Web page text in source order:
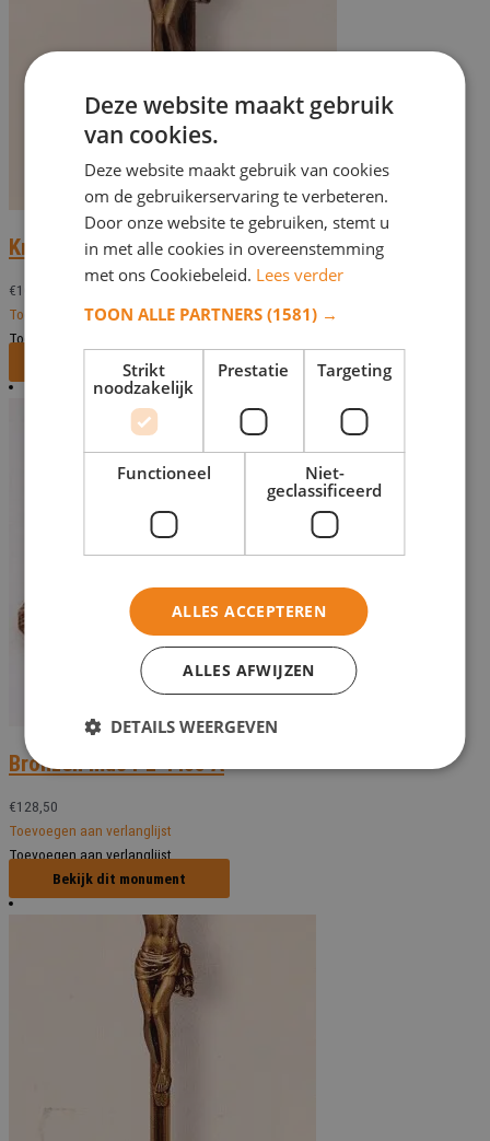
Kruis Cag 23418 – v.a. 30 cm
€108,18
Toevoegen aan verlanglijst
Toevoegen aan verlanglijst
Bekijk dit monument
Bronzen mus PL 4435 A
€128,50
Toevoegen aan verlanglijst
Toevoegen aan verlanglijst
Bekijk dit monument
Deze website maakt gebruik
van cookies.
Deze website maakt gebruik van cookies
om de gebruikerservaring te verbeteren.
Door onze website te gebruiken, stemt u
in met alle cookies in overeenstemming
met ons Cookiebeleid. Lees verder
TOON ALLE PARTNERS(1581) →
Strikt
noodzakelijk
Prestatie Targeting
Functioneel
Niet-
geclassificeerd
ALLES ACCEPTEREN
ALLES AFWIJZEN
DETAILS WEERGEVEN